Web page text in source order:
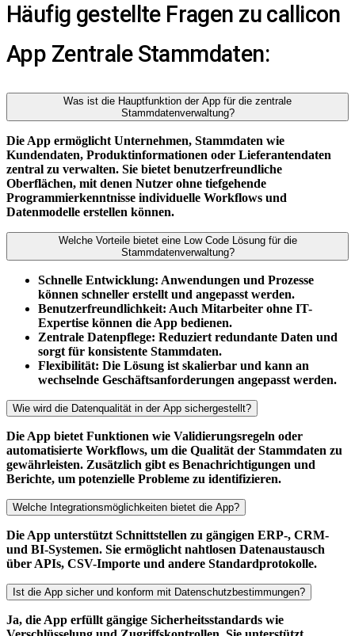
Häufig gestellte Fragen zu callicon
App Zentrale Stammdaten:
Was ist die Hauptfunktion der App für die zentrale
Stammdatenverwaltung?
Die App ermöglicht Unternehmen, Stammdaten wie
Kundendaten, Produktinformationen oder Lieferantendaten
zentral zu verwalten. Sie bietet benutzerfreundliche
Oberflächen, mit denen Nutzer ohne tiefgehende
Programmierkenntnisse individuelle Workflows und
Datenmodelle erstellen können.
Welche Vorteile bietet eine Low Code Lösung für die
Stammdatenverwaltung?
Schnelle Entwicklung: Anwendungen und Prozesse
können schneller erstellt und angepasst werden.
Benutzerfreundlichkeit: Auch Mitarbeiter ohne IT-
Expertise können die App bedienen.
Zentrale Datenpflege: Reduziert redundante Daten und
sorgt für konsistente Stammdaten.
Flexibilität: Die Lösung ist skalierbar und kann an
wechselnde Geschäftsanforderungen angepasst werden.
Wie wird die Datenqualität in der App sichergestellt?
Die App bietet Funktionen wie Validierungsregeln oder
automatisierte Workflows, um die Qualität der Stammdaten zu
gewährleisten. Zusätzlich gibt es Benachrichtigungen und
Berichte, um potenzielle Probleme zu identifizieren.
Welche Integrationsmöglichkeiten bietet die App?
Die App unterstützt Schnittstellen zu gängigen ERP-, CRM-
und BI-Systemen. Sie ermöglicht nahtlosen Datenaustausch
über APIs, CSV-Importe und andere Standardprotokolle.
Ist die App sicher und konform mit Datenschutzbestimmungen?
Ja, die App erfüllt gängige Sicherheitsstandards wie